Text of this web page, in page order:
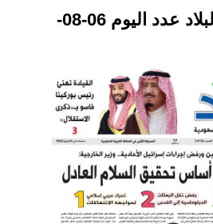
تحميل PDF البلاد عدد اليوم 06-08-